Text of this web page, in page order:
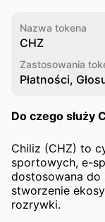
Nazwa tokena
CHZ
Zastosowania
Płatności,
Do czego służy
Chiliz (CHZ) to
sportowych, e-
dostosowana do
stworzenie
rozrywki.